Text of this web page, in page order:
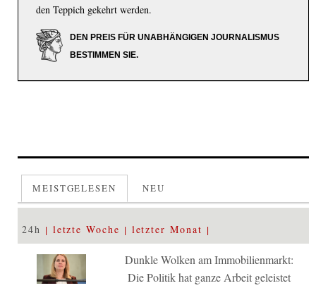
den Teppich gekehrt werden.
DEN PREIS FÜR UNABHÄNGIGEN JOURNALISMUS
BESTIMMEN SIE.
MEISTGELESEN NEU
24h letzte Woche letzter Monat
Dunkle Wolken am Immobilienmarkt:
Die Politik hat ganze Arbeit geleistet